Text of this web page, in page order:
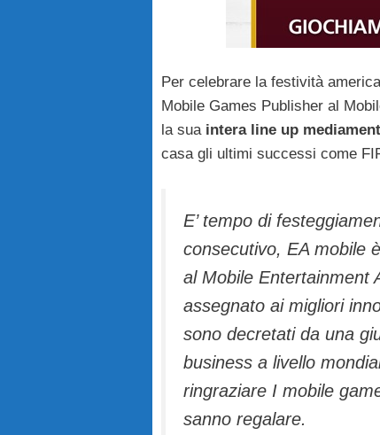
Per celebrare la festività
Mobile Games Publisher al
la sua intera line up
casa gli ultimi successi come
E’ tempo di
consecutivo, EA mobile
al Mobile Entertainment
assegnato ai migliori
sono decretati da una
business a livello
ringraziare I mobile
sanno regalare.